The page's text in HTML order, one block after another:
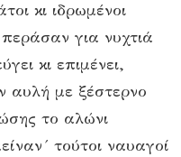
κι ιδρωμένοι
για νυχτιά
κι επιμένει,
αυλή με ξέστερνο
το αλώνι
τούτοι ναυαγοί